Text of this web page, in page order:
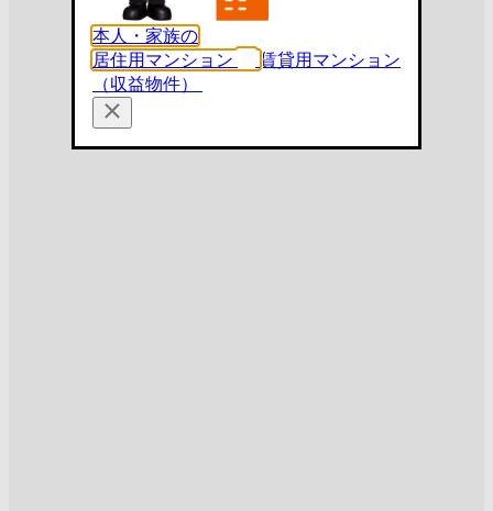
本人・家族の
居住用マンション
賃貸用マンション
（収益物件）